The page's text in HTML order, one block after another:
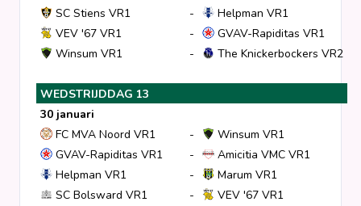
SC Stiens VR1
-
Helpman VR1
VEV '67 VR1
-
GVAV-Rapiditas VR1
Winsum VR1
- The Knickerbockers VR2
WEDSTRIJDDAG 13
30 januari
FC MVA Noord VR1
-
Winsum VR1
GVAV-Rapiditas VR1
-
Amicitia VMC VR1
Helpman VR1
-
Marum VR1
SC Bolsward VR1
-
VEV '67 VR1